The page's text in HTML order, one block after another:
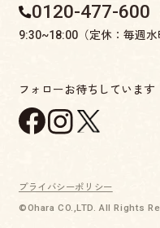
0120-477-600
9:30~18:00（定休：毎週
フォローお待ちしています
プライバシーポリシー
©Ohara CO.,LTD. All Rights